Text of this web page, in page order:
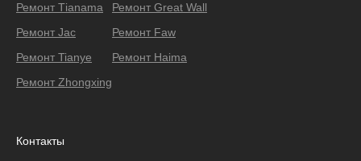
Ремонт Тianama
Ремонт Jac
Ремонт Tianye
Ремонт Zhongxing
Ремонт Great Wall
Ремонт Faw
Ремонт Haima
Контакты